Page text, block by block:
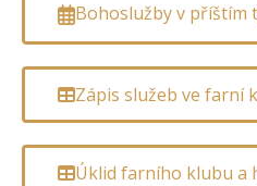
Bohoslužby v příštím
Zápis služeb ve farní
Úklid farního klubu a